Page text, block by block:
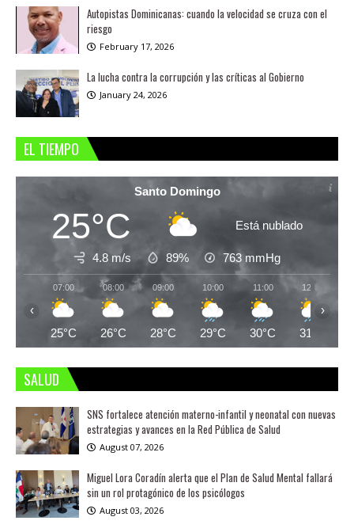
Autopistas Dominicanas: cuando la velocidad se cruza con el
riesgo
February 17, 2026
La lucha contra la corrupción y las críticas al Gobierno
January 24, 2026
EL TIEMPO
Santo Domingo
25°C Está nublado
4.8 m/s 89% 763 mmHg
07:00
25°C
08:00
26°C
09:00
28°C
10:00
29°C
11:00
30°C
12:00
31°C
‹ ›
SALUD
SNS fortalece atención materno-infantil y neonatal con nuevas
estrategias y avances en la Red Pública de Salud
August 07, 2026
Miguel Lora Coradín alerta que el Plan de Salud Mental fallará
sin un rol protagónico de los psicólogos
August 03, 2026